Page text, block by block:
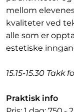
mellom
kvaliteter ved
alle som er
estetiske
15.15-15.30 Takk
Praktisk info